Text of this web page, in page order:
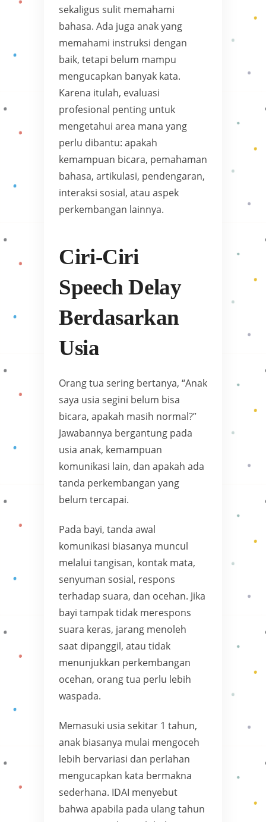
sekaligus sulit memahami
bahasa. Ada juga anak yang
memahami instruksi dengan
baik, tetapi belum mampu
mengucapkan banyak kata.
Karena itulah, evaluasi
profesional penting untuk
mengetahui area mana yang
perlu dibantu: apakah
kemampuan bicara, pemahaman
bahasa, artikulasi, pendengaran,
interaksi sosial, atau aspek
perkembangan lainnya.
Ciri-Ciri
Speech Delay
Berdasarkan
Usia
Orang tua sering bertanya, “Anak
saya usia segini belum bisa
bicara, apakah masih normal?”
Jawabannya bergantung pada
usia anak, kemampuan
komunikasi lain, dan apakah ada
tanda perkembangan yang
belum tercapai.
Pada bayi, tanda awal
komunikasi biasanya muncul
melalui tangisan, kontak mata,
senyuman sosial, respons
terhadap suara, dan ocehan. Jika
bayi tampak tidak merespons
suara keras, jarang menoleh
saat dipanggil, atau tidak
menunjukkan perkembangan
ocehan, orang tua perlu lebih
waspada.
Memasuki usia sekitar 1 tahun,
anak biasanya mulai mengoceh
lebih bervariasi dan perlahan
mengucapkan kata bermakna
sederhana. IDAI menyebut
bahwa apabila pada ulang tahun